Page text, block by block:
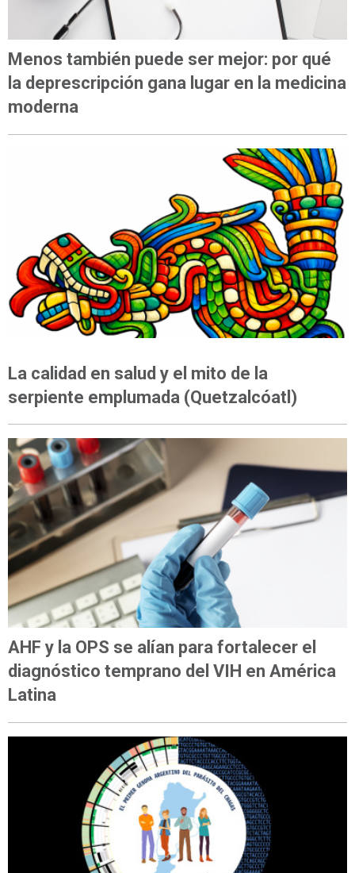
Menos también puede ser mejor: por qué
la deprescripción gana lugar en la medicina
moderna
La calidad en salud y el mito de la
serpiente emplumada (Quetzalcóatl)
AHF y la OPS se alían para fortalecer el
diagnóstico temprano del VIH en América
Latina